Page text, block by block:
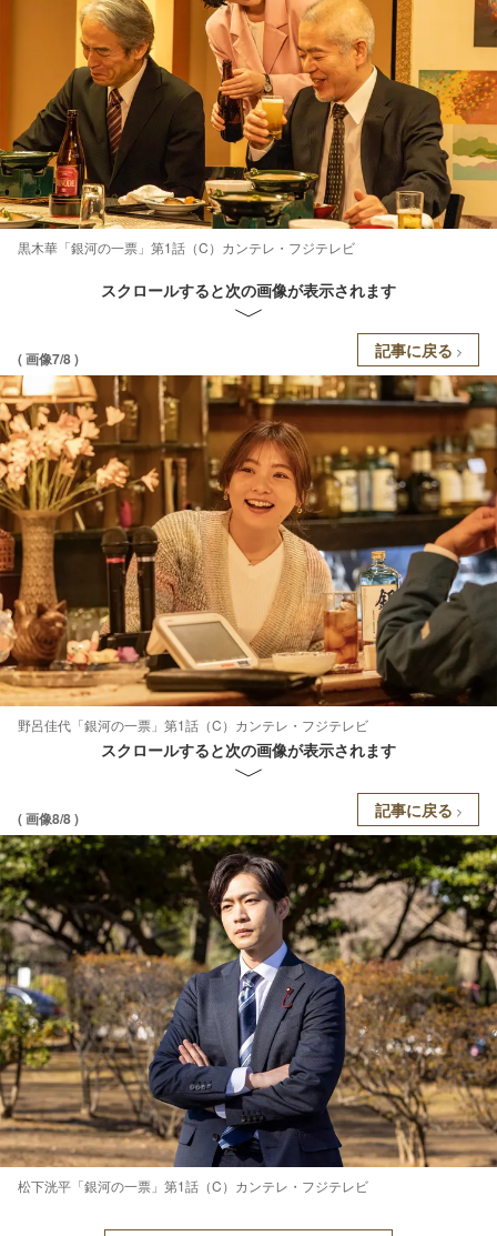
黒木華「銀河の一票」第1話（C）カンテレ・フジテレビ
スクロールすると次の画像が表示されます
( 画像7/8 ) 記事に戻る
野呂佳代「銀河の一票」第1話（C）カンテレ・フジテレビ
スクロールすると次の画像が表示されます
( 画像8/8 ) 記事に戻る
松下洸平「銀河の一票」第1話（C）カンテレ・フジテレビ